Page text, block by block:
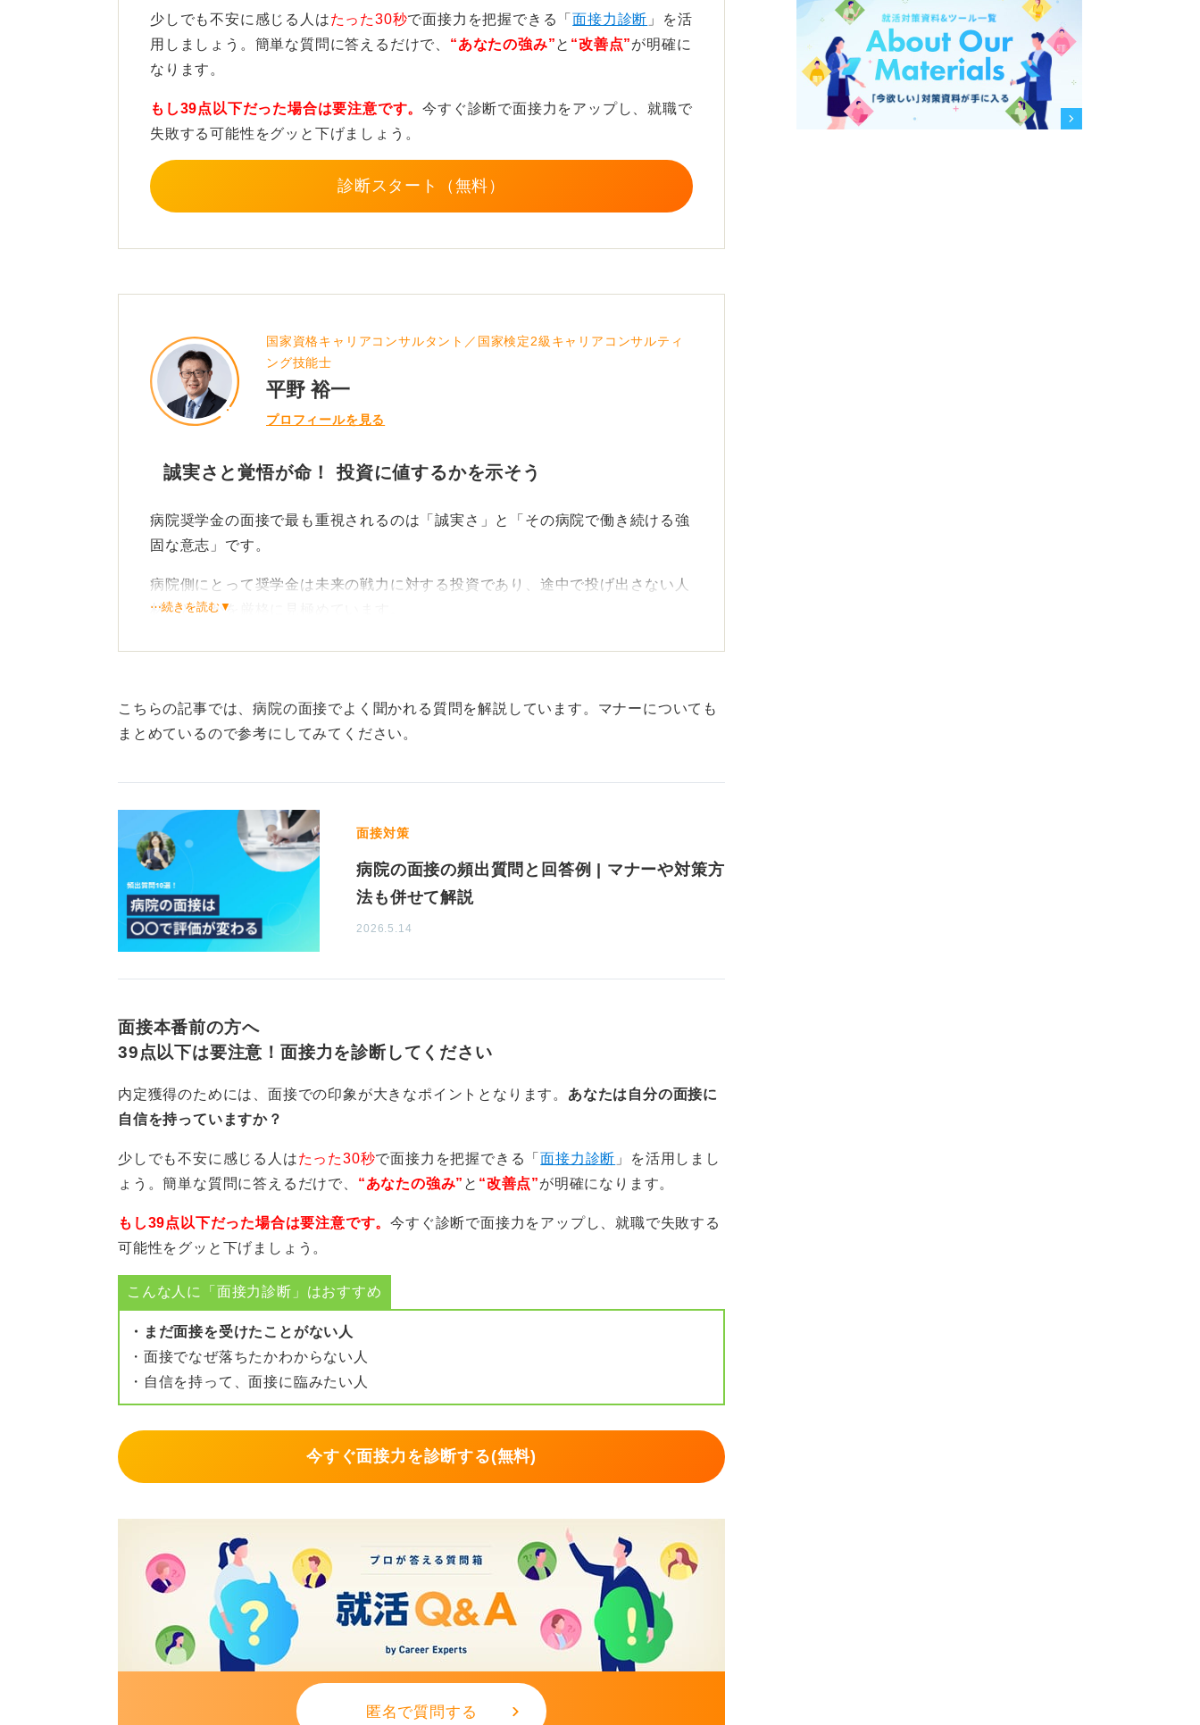
一貫性のある回答を心掛けることで、病院側からの信頼をしっかりと勝ち取るこ
とができます。
0
少しでも不安に感じる人はたった30秒で面接力を把握できる「面接力診断 」を活
用しましょう。簡単な質問に答えるだけで、 “あなたの強み”と “改善点”が明確に
なります。
もし39点以下だった場合は要注意です。今すぐ診断で面接力をアップし、就職で
失敗する可能性をグッと下げましょう。
診断スタート（無料）
国家資格キャリアコンサルタント／国家検定2級キャリアコンサルティ
ング技能士
平野 裕一
プロフィールを見る
誠実さと覚悟が命！ 投資に値するかを示そう
病院奨学金の面接で最も重視されるのは「誠実さ」と「その病院で働き続ける強
固な意志」です。
病院側にとって奨学金は未来の戦力に対する投資であり、途中で投げ出さない人
材かどうかを厳格に見極めています。
そのため一般的な就職面接以上に「なぜ当院なのか」という志望動機の深さと、
貢献意欲を伝えて信頼関係を築こう
進路変更の可能性を問われた際も、曖昧な態度は厳禁です。
「貴院の理念に共感し、ここで看護師人生をスタートさせたい」という迷いのな
い決意を伝え、支援を受けるに値する貢献意欲の高い就活生であることをアピー
ルいたしましょう。
⋯続きを読む▼
こちらの記事では、病院の面接でよく聞かれる質問を解説しています。マナーについても
まとめているので参考にしてみてください。
面接対策
病院の面接の頻出質問と回答例 | マナーや対策方
法も併せて解説
2026.5.14
面接本番前の方へ
39点以下は要注意！面接力を診断してください
内定獲得のためには、面接での印象が大きなポイントとなります。 あなたは自分の面接に
自信を持っていますか？
少しでも不安に感じる人はたった30秒で面接力を把握できる「面接力診断 」を活用しまし
ょう。簡単な質問に答えるだけで、 “あなたの強み” と “改善点”が明確になります。
もし39点以下だった場合は要注意です。今すぐ診断で面接力をアップし、就職で失敗する
可能性をグッと下げましょう。
こんな人に「面接力診断」はおすすめ
・まだ面接を受けたことがない人
・面接でなぜ落ちたかわからない人
・自信を持って、面接に臨みたい人
今すぐ面接力を診断する(無料)
匿名で質問する